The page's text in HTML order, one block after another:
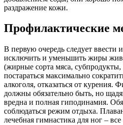
раздражение кожи.
Профилактические
В первую очередь следует ввести
исключить и уменьшить жиры
(жирные сорта мяса,
постараться максимально
алкоголя, отказаться от курения.
должны обязательно быть, но
вредна и полная гиподинамия.
соблюдаться режим отдыха.
лечебная гимнастика для ног –